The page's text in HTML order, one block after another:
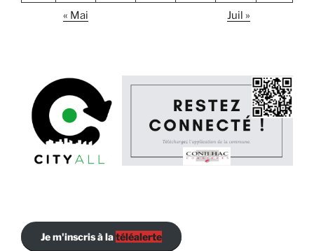
« Mai
Juil »
Je m'inscris à latéléalerte